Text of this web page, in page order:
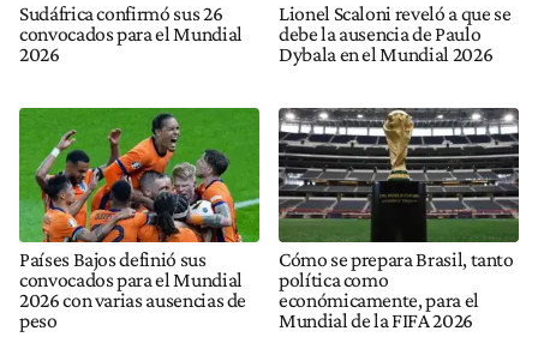
Sudáfrica confirmó sus 26
convocados para el Mundial
2026
Lionel Scaloni reveló a que se
debe la ausencia de Paulo
Dybala en el Mundial 2026
Países Bajos definió sus
convocados para el Mundial
2026 con varias ausencias de
peso
Cómo se prepara Brasil, tanto
política como
económicamente, para el
Mundial de la FIFA 2026